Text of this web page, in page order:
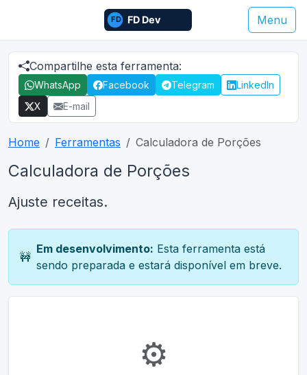
Menu
Compartilhe esta ferramenta:
WhatsApp Facebook Telegram
LinkedIn
X
E-mail
Home Ferramentas Calculadora de Porções
Calculadora de Porções
Ajuste receitas.
🚧
Em desenvolvimento: Esta ferramenta está
sendo preparada e estará disponível em breve.
⚙️